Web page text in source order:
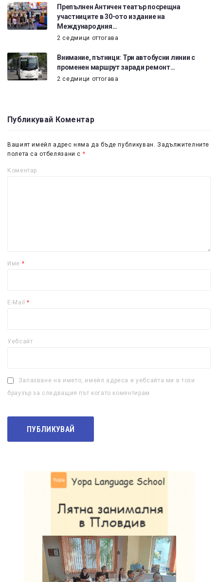
Препълнен Античен театър посрещна
участниците в 30-ото издание на
Международния…
2 седмици оттогава
Внимание, пътници: Три автобусни линии с
променен маршрут заради ремонт…
2 седмици оттогава
Публикувай Коментар
Вашият имейл адрес няма да бъде публикуван. Задължителните
полета са отбелязани с *
Коментар
Име *
E-Mail*
Уебсайт
Запазване на името, имейл адреса и уебсайта ми в този
браузър за следващия път когато коментирам.